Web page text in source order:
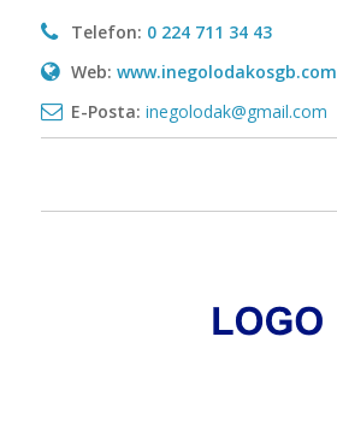
Telefon: 0 224 711 34 43
Web: www.inegolodakosgb.com
E-Posta: inegolodak@gmail.com